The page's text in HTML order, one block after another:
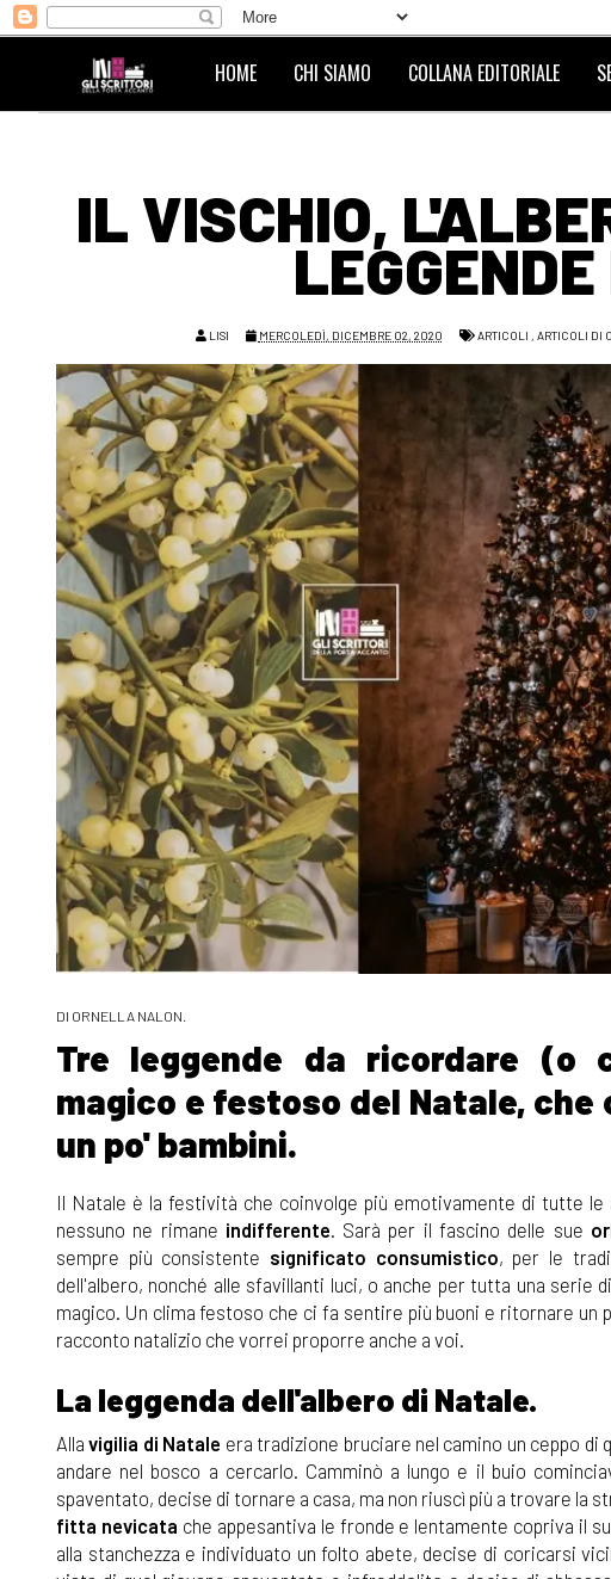
HOME CHI SIAMO COLLANA EDITORIALE
IL VISCHIO,
LISI MERCOLEDÌ, DICEMBRE 02, 2020 ARTICOLI , ARTICOLI DI
DI ORNELLA NALON.
Tre leggende da ricordare (o
magico e festoso del Natale,
un po' bambini.
Il Natale è la festività che coinvolge più emotivamente di tutte
nessuno ne rimane indifferente. Sarà per il fascino delle sue
sempre più consistente significato consumistico, per le
dell'albero, nonché alle sfavillanti luci, o anche per tutta una
magico. Un clima festoso che ci fa sentire più buoni e ritornare
racconto natalizio che vorrei proporre anche a voi.
La leggenda dell'albero di Natale.
Allavigilia di Natale era tradizione bruciare nel camino un ceppo di
andare nel bosco a cercarlo. Camminò a lungo e il buio
spaventato, decise di tornare a casa, ma non riuscì più a trovare la
fitta nevicata che appesantiva le fronde e lentamente copriva il
alla stanchezza e individuato un folto abete, decise di coricarsi